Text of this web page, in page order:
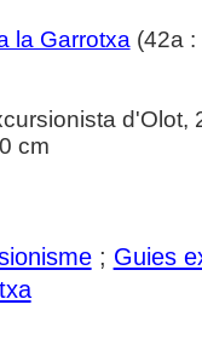
la Garrotxa (42a :
d'Olot,
cm
; Guies